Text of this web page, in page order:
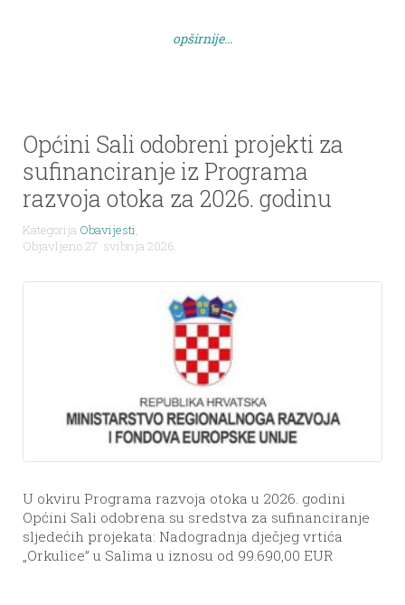
„Solione“ u Velom Ratu.opširnije...
Općini Sali odobreni projekti za
sufinanciranje iz Programa
razvoja otoka za 2026. godinu
Kategorija Obavijesti,
Objavljeno 27. svibnja 2026.
U okviru Programa razvoja otoka u 2026. godini
Općini Sali odobrena su sredstva za sufinanciranje
sljedećih projekata: Nadogradnja dječjeg vrtića
„Orkulice” u Salima u iznosu od 99.690,00 EUR